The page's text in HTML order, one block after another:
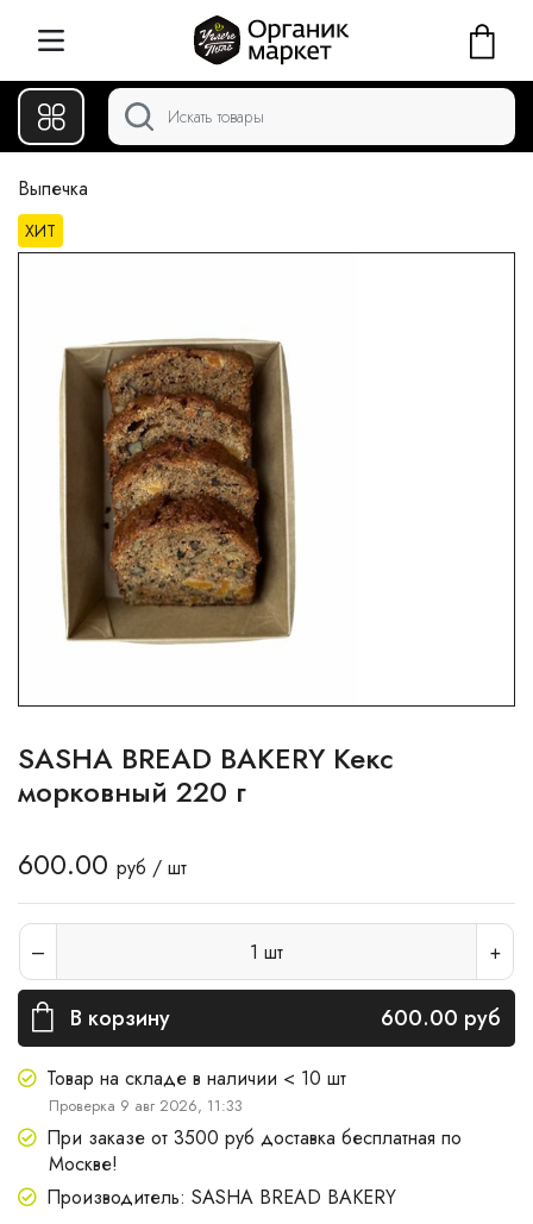
Выпечка
ХИТ
SASHA BREAD BAKERY Кекс
морковный 220 г
600.00 руб / шт
1 шт
В корзину 600.00 руб
Товар на складе в наличии < 10 шт
Проверка 9 авг 2026, 11:33
При заказе от 3500 руб доставка бесплатная по
Москве!
Производитель: SASHA BREAD BAKERY